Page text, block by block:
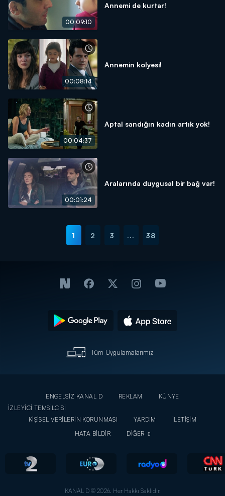
00:09:10
Annemi de kurtar!
00:08:14
Annemin kolyesi!
00:04:37
Aptal sandığın kadın artık yok!
00:01:24
Aralarında duygusal bir bağ var!
1 2 3 ... 38
Tüm Uygulamalarımız
ENGELSİZ KANAL D REKLAM
KÜNYE
İZLEYİCİ TEMSİLCİSİ
KİŞİSEL VERİLERİN KORUNMASI
YARDIM
İLETİŞİM
HATA BİLDİR
DİĞER
KANAL D © 2026. Her Hakkı Saklıdır.